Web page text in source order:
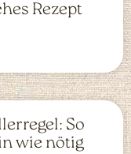
Rezept
So
wie nötig